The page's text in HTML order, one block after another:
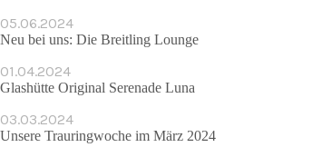
05.06.2024
Neu bei uns: Die Breitling Lounge
01.04.2024
Glashütte Original Serenade Luna
03.03.2024
Unsere Trauringwoche im März 2024